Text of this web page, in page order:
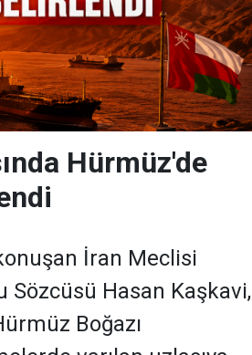
Hürmüz'de
İran Meclisi
Sözcüsü Hasan Kaşkavi,
Boğazı